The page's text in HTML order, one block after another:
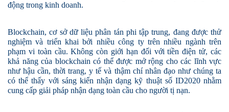
động trong kinh doanh.
Blockchain, cơ sở dữ liệu phân tán phi tập trung, đang được thử
nghiệm và triển khai bởi nhiều công ty trên nhiều ngành trên
phạm vi toàn cầu. Không còn giới hạn đối với tiền điện tử, các
khả năng của blockchain có thể được mở rộng cho các lĩnh vực
như hậu cần, thời trang, y tế và thậm chí nhân đạo như chúng ta
có thể thấy với sáng kiến nhận dạng kỹ thuật số ID2020 nhằm
cung cấp giải pháp nhận dạng toàn cầu cho người tị nạn.